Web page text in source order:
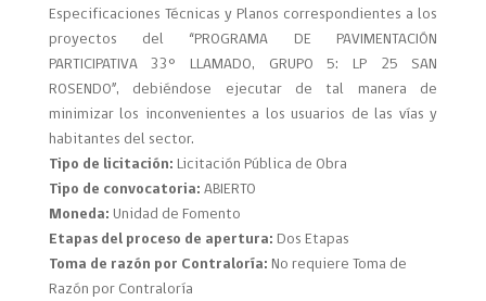
Especificaciones Técnicas y Planos correspondientes a los
proyectos del “PROGRAMA DE PAVIMENTACIÓN
PARTICIPATIVA 33° LLAMADO, GRUPO 5: LP 25 SAN
ROSENDO”, debiéndose ejecutar de tal manera de
minimizar los inconvenientes a los usuarios de las vías y
habitantes del sector.
Tipo de licitación: Licitación Pública de Obra
Tipo de convocatoria: ABIERTO
Moneda: Unidad de Fomento
Etapas del proceso de apertura: Dos Etapas
Toma de razón por Contraloría: No requiere Toma de
Razón por Contraloría